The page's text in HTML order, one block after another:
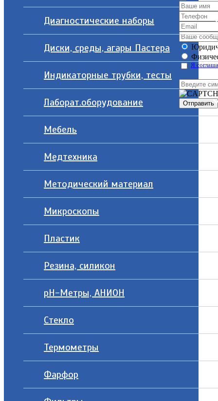
Диагностические наборы
Диски, среды, агары Пастера
Индикаторные трубки, тесты
Лаборат.оборудование
Мебель
Медтехника
Методический материал
Микроскопы
Пластик
Резина, силикон
рН-Метры, АНИОН
Стекло
Термометры
Фарфор
Я